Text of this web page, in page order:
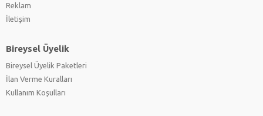
Reklam
İletişim
Bireysel Üyelik
Bireysel Üyelik Paketleri
İlan Verme Kuralları
Kullanım Koşulları